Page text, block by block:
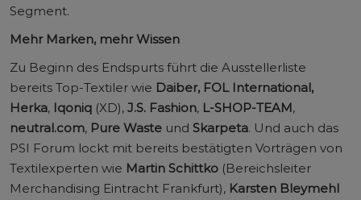
Segment.
Mehr Marken, mehr Wissen
Zu Beginn des Endspurts führt die Ausstellerliste
bereits Top-Textiler wie Daiber, FOL International,
Herka, Iqoniq (XD), J.S. Fashion, L-SHOP-TEAM,
neutral.com, Pure Waste und Skarpeta. Und auch das
PSI Forum lockt mit bereits bestätigten Vorträgen von
Textilexperten wie Martin Schittko (Bereichsleiter
Merchandising Eintracht Frankfurt), Karsten Bleymehl